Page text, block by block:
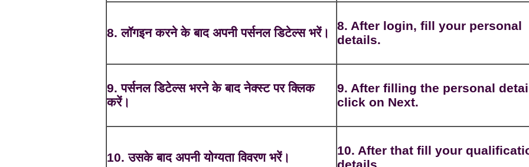
8. लॉगइन करने के बाद अपनी पर्सनल डिटेल्स भरें।
8. After login, fill your personal
details.
9. पर्सनल डिटेल्स भरने के बाद नेक्स्ट पर क्लिक
करें।
9. After filling the personal
click on Next.
10. उसके बाद अपनी योग्यता विवरण भरें।
10. After that fill your